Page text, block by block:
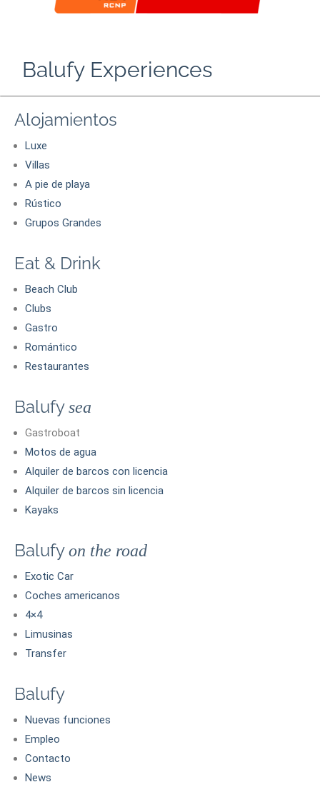
Balufy Experiences
Alojamientos
Luxe
Villas
A pie de playa
Rústico
Grupos Grandes
Eat & Drink
Beach Club
Clubs
Gastro
Romántico
Restaurantes
Balufysea
Gastroboat
Motos de agua
Alquiler de barcos con licencia
Alquiler de barcos sin licencia
Kayaks
Balufyon the road
Exotic Car
Coches americanos
4×4
Limusinas
Transfer
Balufy
Nuevas funciones
Empleo
Contacto
News